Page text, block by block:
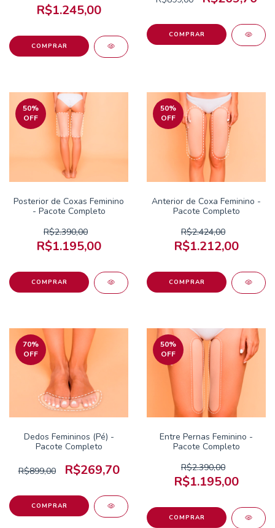
R$1.245,00
50%
OFF
Posterior de Coxas Feminino
- Pacote Completo
R$2.390,00
R$1.195,00
50%
OFF
Anterior de Coxa Feminino -
Pacote Completo
R$2.424,00
R$1.212,00
70%
OFF
Dedos Femininos (Pé) -
Pacote Completo
R$899,00 R$269,70
50%
OFF
Entre Pernas Feminino -
Pacote Completo
R$2.390,00
R$1.195,00